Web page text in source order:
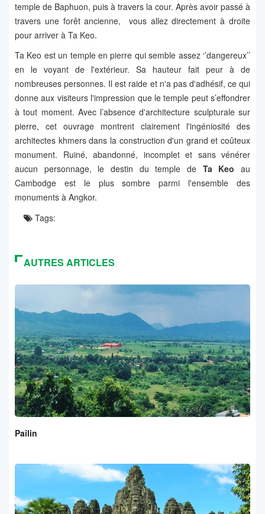
temple de Baphuon, puis à travers la cour. Après avoir passé à
travers une forêt ancienne, vous allez directement à droite
pour arriver à Ta Keo.
Ta Keo est un temple en pierre qui semble assez ‘’dangereux’’
en le voyant de l'extérieur. Sa hauteur fait peur à de
nombreuses personnes. Il est raide et n'a pas d'adhésif, ce qui
donne aux visiteurs l'impression que le temple peut s’effondrer
à tout moment. Avec l’absence d'architecture sculpturale sur
pierre, cet ouvrage montrent clairement l'ingéniosité des
architectes khmers dans la construction d'un grand et coûteux
monument. Ruiné, abandonné, incomplet et sans vénérer
aucun personnage, le destin du temple de Ta Keo au
Cambodge est le plus sombre parmi l'ensemble des
monuments à Angkor.
Tags:
AUTRES ARTICLES
Pailin